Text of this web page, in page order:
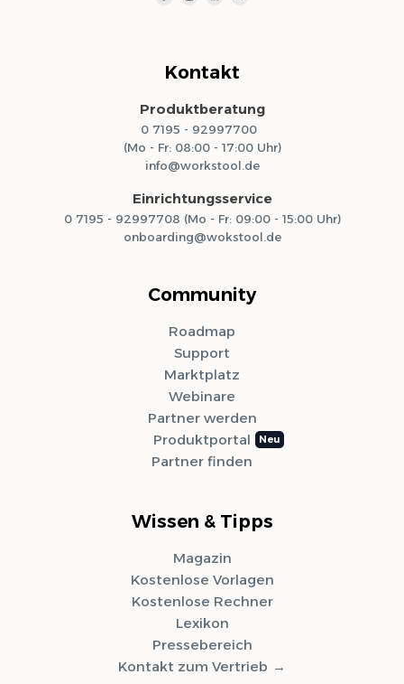
Kontakt
Produktberatung
0 7195 - 92997700
(Mo - Fr: 08:00 - 17:00 Uhr)
info@workstool.de
Einrichtungsservice
0 7195 - 92997708 (Mo - Fr: 09:00 - 15:00 Uhr)
onboarding@wokstool.de
Community
Roadmap
Support
Marktplatz
Webinare
Partner werden
Produktportal
Partner finden
Wissen & Tipps
Magazin
Kostenlose Vorlagen
Kostenlose Rechner
Lexikon
Pressebereich
Kontakt zum Vertrieb